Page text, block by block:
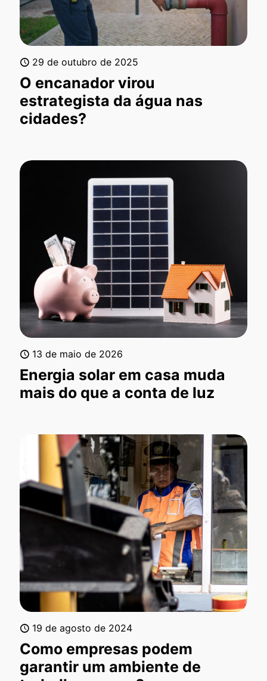
29 de outubro de 2025
O encanador virou
estrategista da água nas
cidades?
13 de maio de 2026
Energia solar em casa muda
mais do que a conta de luz
19 de agosto de 2024
Como empresas podem
garantir um ambiente de